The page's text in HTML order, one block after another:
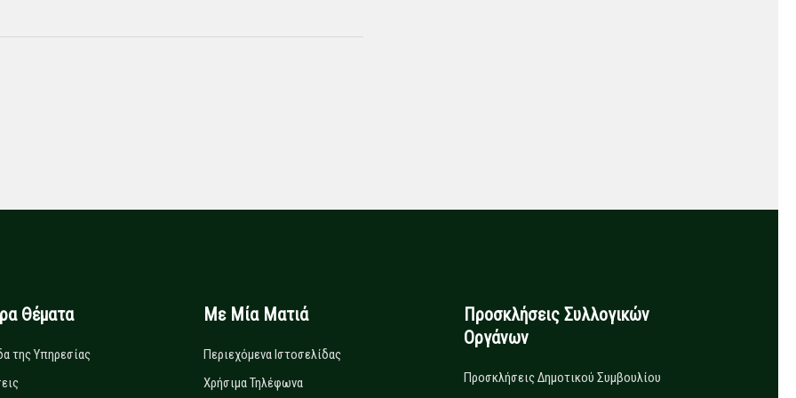
Θέματα
της Υπηρεσίας
Με Μία Ματιά
Περιεχόμενα Ιστοσελίδας
Χρήσιμα Τηλέφωνα
Προσκλήσεις Συλλογικών
Οργάνων
Προσκλήσεις Δημοτικού Συμβουλίου